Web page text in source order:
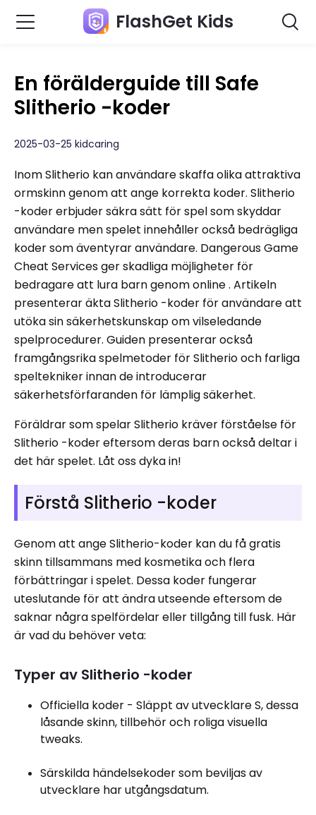
FlashGet Kids
En förälderguide till Safe
Slitherio -koder
2025-03-25 kidcaring
Inom Slitherio kan användare skaffa olika attraktiva
ormskinn genom att ange korrekta koder. Slitherio
-koder erbjuder säkra sätt för spel som skyddar
användare men spelet innehåller också bedrägliga
koder som äventyrar användare. Dangerous Game
Cheat Services ger skadliga möjligheter för
bedragare att lura barn genom online . Artikeln
presenterar äkta Slitherio -koder för användare att
utöka sin säkerhetskunskap om vilseledande
spelprocedurer. Guiden presenterar också
framgångsrika spelmetoder för Slitherio och farliga
speltekniker innan de introducerar
säkerhetsförfaranden för lämplig säkerhet.
Föräldrar som spelar Slitherio kräver förståelse för
Slitherio -koder eftersom deras barn också deltar i
det här spelet. Låt oss dyka in!
Förstå Slitherio -koder
Genom att ange Slitherio-koder kan du få gratis
skinn tillsammans med kosmetika och flera
förbättringar i spelet. Dessa koder fungerar
uteslutande för att ändra utseende eftersom de
saknar några spelfördelar eller tillgång till fusk. Här
är vad du behöver veta:
Typer av Slitherio -koder
Officiella koder - Släppt av utvecklare S, dessa
låsande skinn, tillbehör och roliga visuella
tweaks.
Särskilda händelsekoder som beviljas av
utvecklare har utgångsdatum.